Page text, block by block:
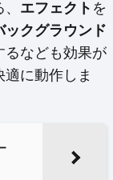
エフェクト を
ックグラウンド
るなども効果が
適に動作しま